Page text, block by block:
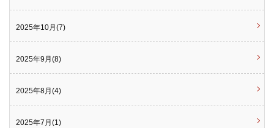
2025年10月(7)
2025年9月(8)
2025年8月(4)
2025年7月(1)